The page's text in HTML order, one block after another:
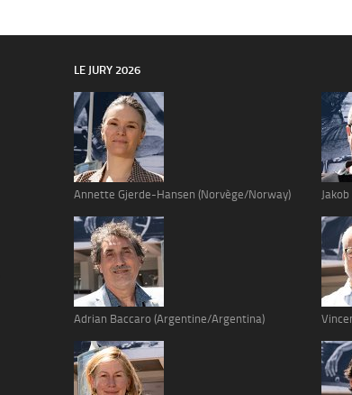
LE JURY 2026
Annette Gjerde-Hansen (Norvège/Norway)
Adrian Baccaro (Argentine/Argentina)